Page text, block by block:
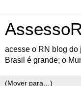
acesse o RN blog do
Brasil é grande; o